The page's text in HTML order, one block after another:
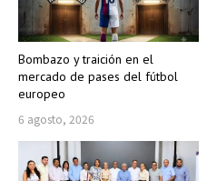
Bombazo y traición en el
mercado de pases del fútbol
europeo
6 agosto, 2026